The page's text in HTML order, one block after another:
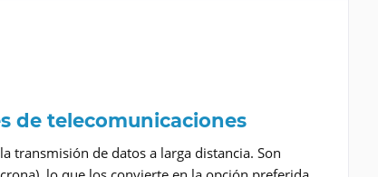
de telecomunicaciones
transmisión de datos a larga distancia. Son